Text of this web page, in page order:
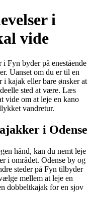
i
vide
Fyn byder på enestående
Uanset om du er til en
i kajak eller bare ønsker at
sted at være. Læs
vide om at leje en kano
vandretur.
i Odense
hånd, kan du nemt leje
i området. Odense by og
steder på Fyn tilbyder
mellem at leje en
dobbeltkajak for en sjov